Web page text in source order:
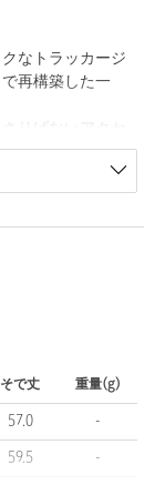
なトラッカージ
再構築した一
経年変化を楽し
練されたカジュ
ニをコンセプト
そで丈 重量(g)
57.0 -
59.5 -